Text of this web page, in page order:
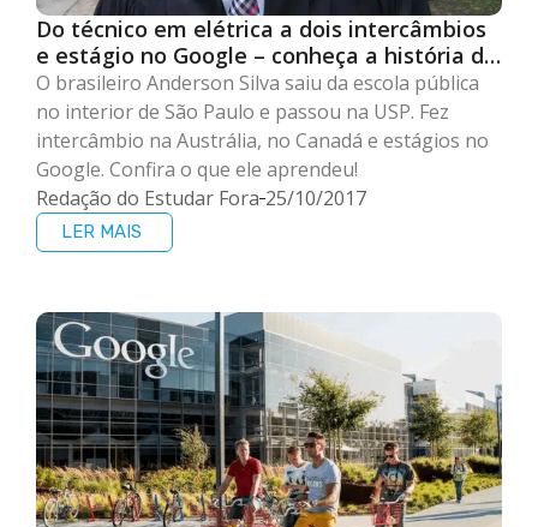
Do técnico em elétrica a dois intercâmbios
e estágio no Google – conheça a história de
Anderson Silva
O brasileiro Anderson Silva saiu da escola pública
no interior de São Paulo e passou na USP. Fez
intercâmbio na Austrália, no Canadá e estágios no
Google. Confira o que ele aprendeu!
Redação do Estudar Fora 25/10/2017
LER MAIS